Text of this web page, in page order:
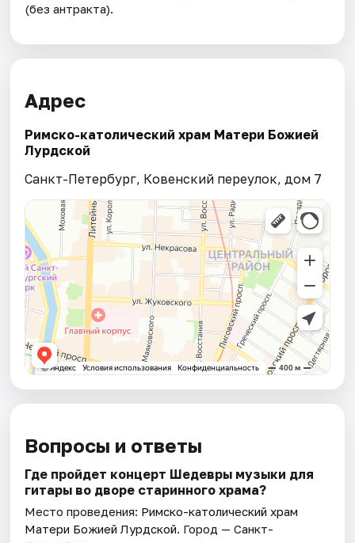
(без антракта).
Адрес
Римско-католический храм Матери Божией
Лурдской
Санкт-Петербург, Ковенский переулок, дом 7
Вопросы и ответы
Где пройдет концерт Шедевры музыки для
гитары во дворе старинного храма?
Место проведения: Римско-католический храм
Матери Божией Лурдской. Город — Санкт-